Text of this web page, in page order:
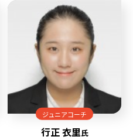
ジュニアコーチ
行正 衣里氏